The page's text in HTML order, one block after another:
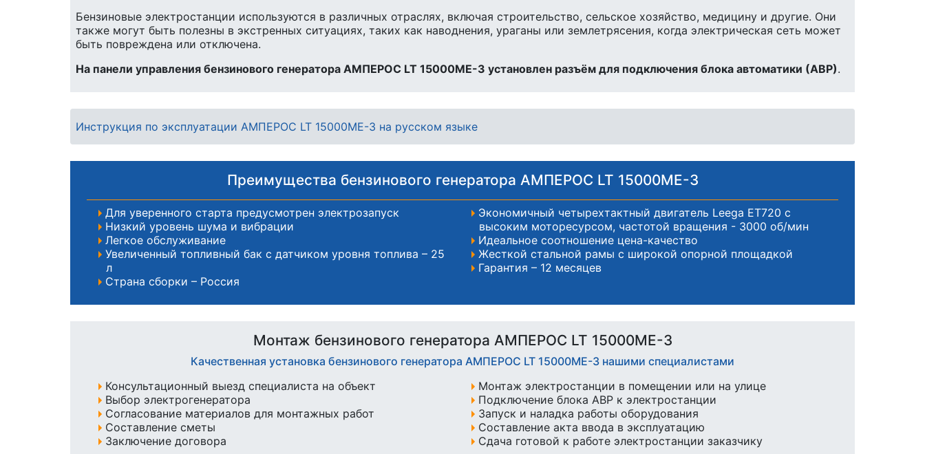
Бензиновые электростанции используются в различных отраслях, включая строительство, сельское хозяйство, медицину и другие. Они
также могут быть полезны в экстренных ситуациях, таких как наводнения, ураганы или землетрясения, когда электрическая сеть может
быть повреждена или отключена.
На панели управления бензинового генератора АМПЕРОС LT 15000ME-3 установлен разъём для подключения блока автоматики (АВР).
Инструкция по эксплуатации АМПЕРОС LT 15000ME-3 на русском языке
Преимущества бензинового генератора АМПЕРОС LT 15000ME-3
Для уверенного старта предусмотрен электрозапуск
Низкий уровень шума и вибрации
Легкое обслуживание
Увеличенный топливный бак с датчиком уровня топлива – 25
л
Страна сборки – Россия
Экономичный четырехтактный двигатель Leega ET720 с
высоким моторесурсом, частотой вращения - 3000 об/мин
Идеальное соотношение цена-качество
Жесткой стальной рамы с широкой опорной площадкой
Гарантия – 12 месяцев
Монтаж бензинового генератора АМПЕРОС LT 15000ME-3
Качественная установка бензинового генератора АМПЕРОС LT 15000ME-3 нашими специалистами
Консультационный выезд специалиста на объект
Выбор электрогенератора
Согласование материалов для монтажных работ
Составление сметы
Заключение договора
Монтаж электростанции в помещении или на улице
Подключение блока АВР к электростанции
Запуск и наладка работы оборудования
Составление акта ввода в эксплуатацию
Сдача готовой к работе электростанции заказчику